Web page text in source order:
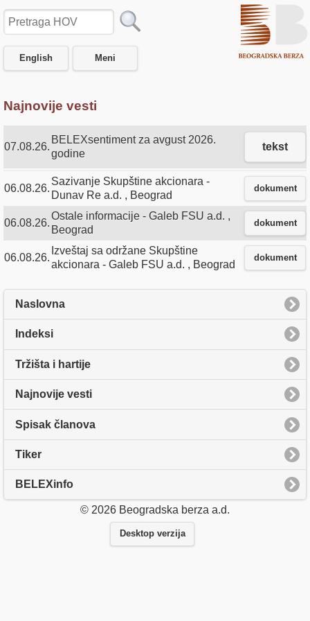
Pretraga
HOV
English Meni
Najnovije vesti
07.08.26.
BELEXsentiment za avgust 2026.
godine
tekst
06.08.26.
Sazivanje Skupštine akcionara -
Dunav Re a.d. , Beograd
dokument
06.08.26.
Ostale informacije - Galeb FSU a.d. ,
Beograd
dokument
06.08.26.
Izveštaj sa održane Skupštine
akcionara - Galeb FSU a.d. , Beograd
dokument
Naslovna
Indeksi
Tržišta i hartije
Najnovije vesti
Spisak članova
Tiker
BELEXinfo
© 2026 Beogradska berza a.d.
Desktop verzija